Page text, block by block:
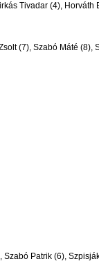
Tivadar (4),
(7), Szabó Máté
Patrik (6),